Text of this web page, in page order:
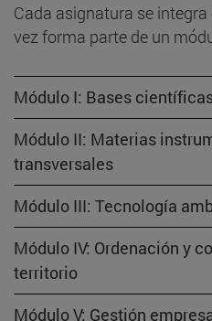
Cada asignatura se
vez forma parte de un
Módulo I: Bases
Módulo II: Materias
transversales
Módulo III: Tecnología
Módulo IV: Ordenación y
territorio
Módulo V: Gestión